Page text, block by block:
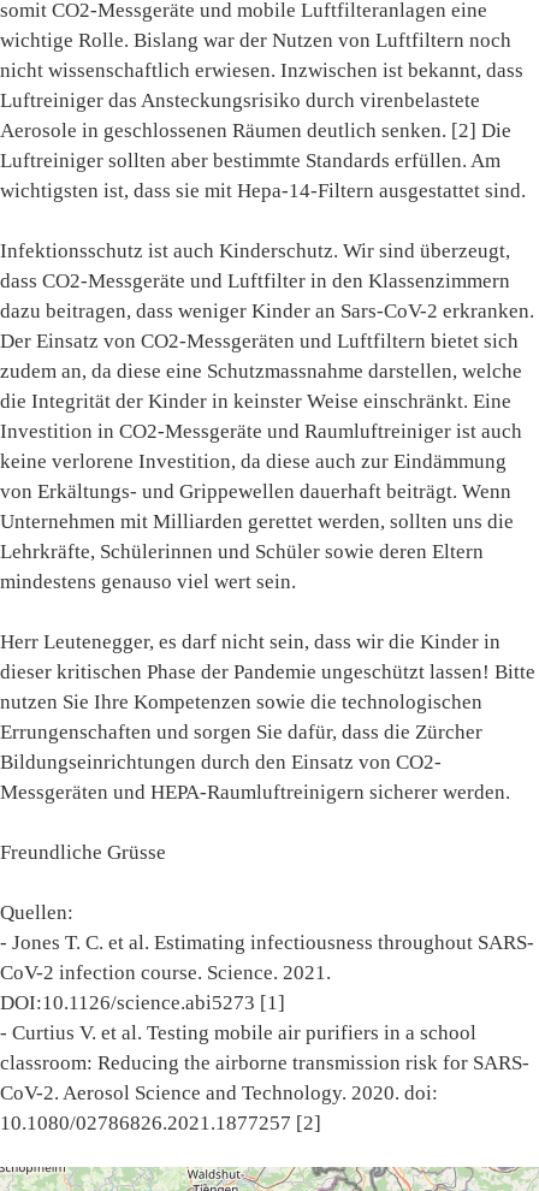
somit CO2-Messgeräte und mobile Luftfilteranlagen eine
wichtige Rolle. Bislang war der Nutzen von Luftfiltern noch
nicht wissenschaftlich erwiesen. Inzwischen ist bekannt, dass
Luftreiniger das Ansteckungsrisiko durch virenbelastete
Aerosole in geschlossenen Räumen deutlich senken. [2] Die
Luftreiniger sollten aber bestimmte Standards erfüllen. Am
wichtigsten ist, dass sie mit Hepa-14-Filtern ausgestattet sind.
Infektionsschutz ist auch Kinderschutz. Wir sind überzeugt,
dass CO2-Messgeräte und Luftfilter in den Klassenzimmern
dazu beitragen, dass weniger Kinder an Sars-CoV-2 erkranken.
Der Einsatz von CO2-Messgeräten und Luftfiltern bietet sich
zudem an, da diese eine Schutzmassnahme darstellen, welche
die Integrität der Kinder in keinster Weise einschränkt. Eine
Investition in CO2-Messgeräte und Raumluftreiniger ist auch
keine verlorene Investition, da diese auch zur Eindämmung
von Erkältungs- und Grippewellen dauerhaft beiträgt. Wenn
Unternehmen mit Milliarden gerettet werden, sollten uns die
Lehrkräfte, Schülerinnen und Schüler sowie deren Eltern
mindestens genauso viel wert sein.
Herr Leutenegger, es darf nicht sein, dass wir die Kinder in
dieser kritischen Phase der Pandemie ungeschützt lassen! Bitte
nutzen Sie Ihre Kompetenzen sowie die technologischen
Errungenschaften und sorgen Sie dafür, dass die Zürcher
Bildungseinrichtungen durch den Einsatz von CO2-
Messgeräten und HEPA-Raumluftreinigern sicherer werden.
Freundliche Grüsse
Quellen:
- Jones T. C. et al. Estimating infectiousness throughout SARS-
CoV-2 infection course. Science. 2021.
DOI:10.1126/science.abi5273 [1]
- Curtius V. et al. Testing mobile air purifiers in a school
classroom: Reducing the airborne transmission risk for SARS-
CoV-2. Aerosol Science and Technology. 2020. doi:
10.1080/02786826.2021.1877257 [2]